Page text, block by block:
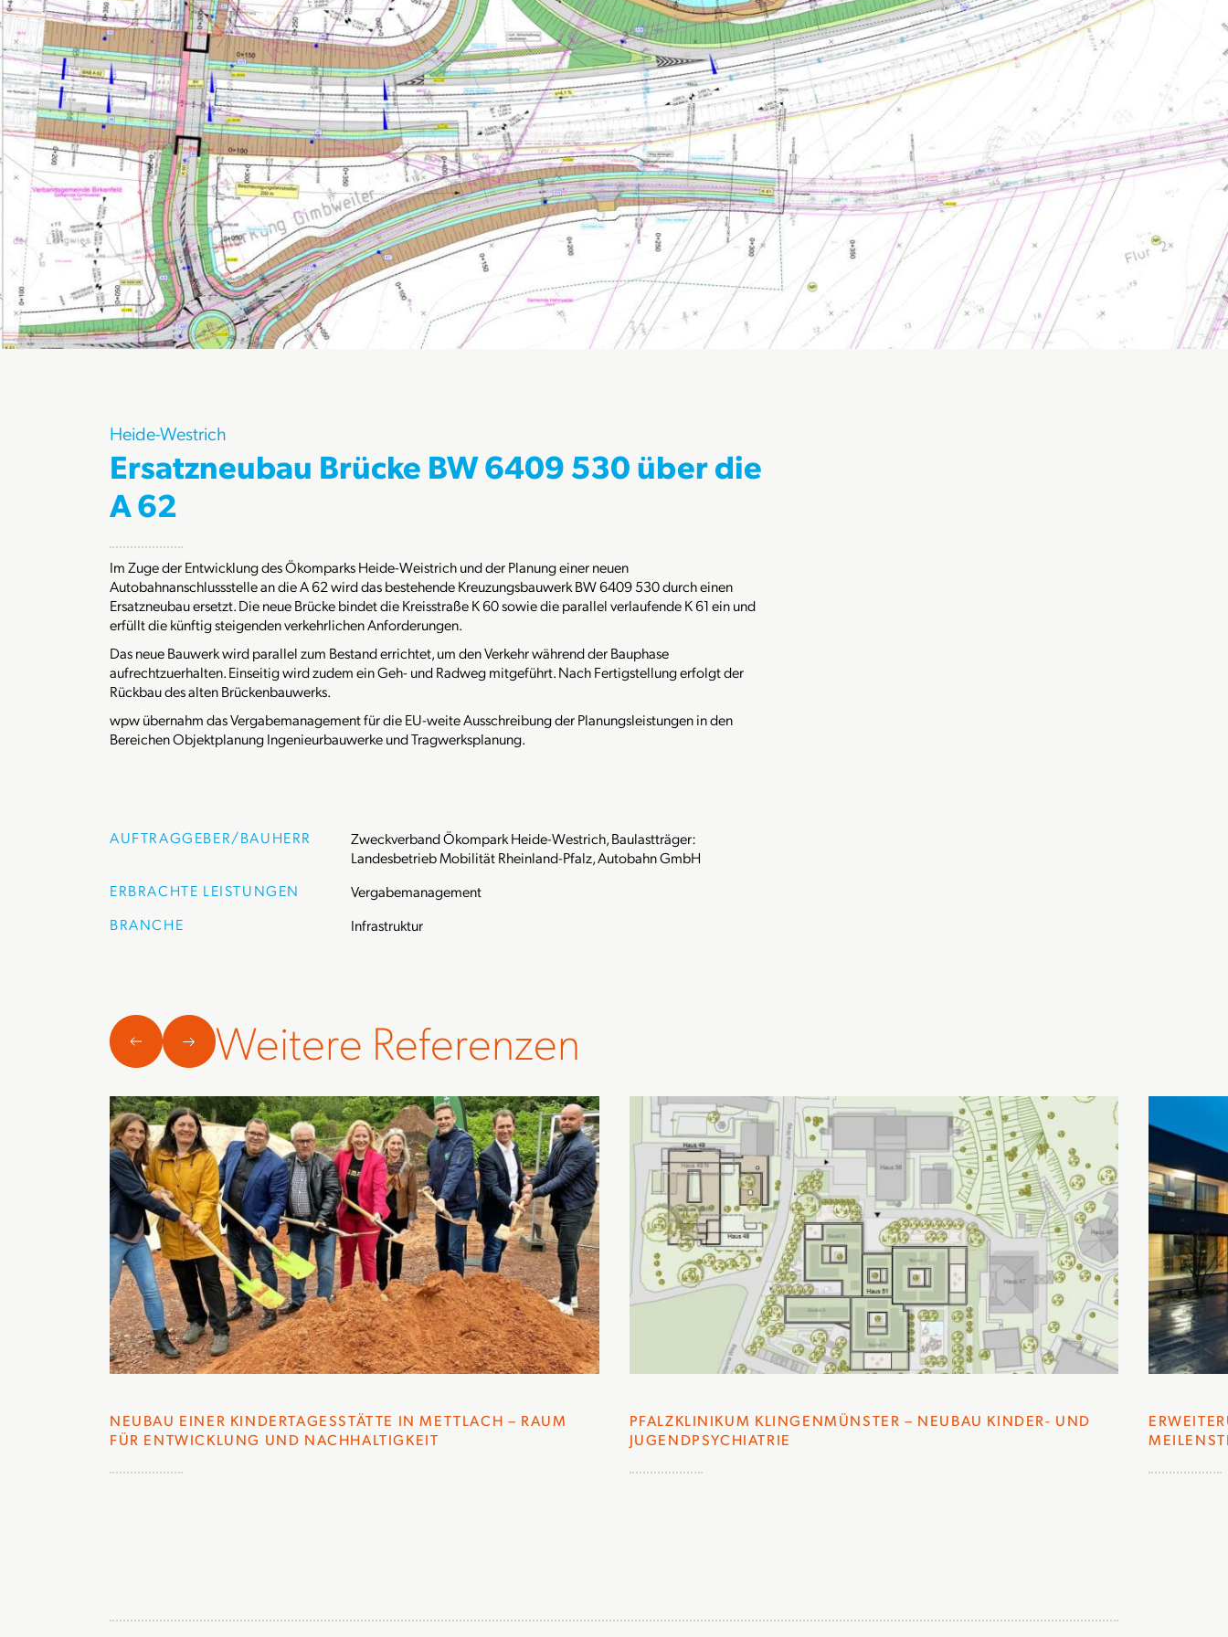
Heide-Westrich
Ersatzneubau Brücke BW 6409 530 über die
A 62
Im Zuge der Entwicklung des Ökomparks Heide-Weistrich und der Planung einer neuen
Autobahnanschlussstelle an die A 62 wird das bestehende Kreuzungsbauwerk BW 6409 530 durch einen
Ersatzneubau ersetzt. Die neue Brücke bindet die Kreisstraße K 60 sowie die parallel verlaufende K 61 ein und
erfüllt die künftig steigenden verkehrlichen Anforderungen.
Das neue Bauwerk wird parallel zum Bestand errichtet, um den Verkehr während der Bauphase
aufrechtzuerhalten. Einseitig wird zudem ein Geh- und Radweg mitgeführt. Nach Fertigstellung erfolgt der
Rückbau des alten Brückenbauwerks.
wpw übernahm das Vergabemanagement für die EU-weite Ausschreibung der Planungsleistungen in den
Bereichen Objektplanung Ingenieurbauwerke und Tragwerksplanung.
AUFTRAGGEBER/BAUHERR
Zweckverband Ökompark Heide-Westrich, Baulastträger:
Landesbetrieb Mobilität Rheinland-Pfalz, Autobahn GmbH
ERBRACHTE LEISTUNGEN
Vergabemanagement
BRANCHE
Infrastruktur
Weitere Referenzen
NEUBAU EINER KINDERTAGESSTÄTTE IN METTLACH – RAUM
FÜR ENTWICKLUNG UND NACHHALTIGKEIT
PFALZKLINIKUM KLINGENMÜNSTER – NEUBAU KINDER- UND
JUGENDPSYCHIATRIE